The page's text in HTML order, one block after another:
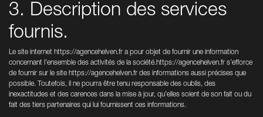
3. Description des services
fournis.
Le site internet https://agencehelven.fr a pour objet de fournir une information
concernant l’ensemble des activités de la société.https://agencehelven.fr s’efforce
de fournir sur le site https://agencehelven.fr des informations aussi précises que
possible. Toutefois, il ne pourra être tenu responsable des oublis, des
inexactitudes et des carences dans la mise à jour, qu’elles soient de son fait ou du
fait des tiers partenaires qui lui fournissent ces informations.